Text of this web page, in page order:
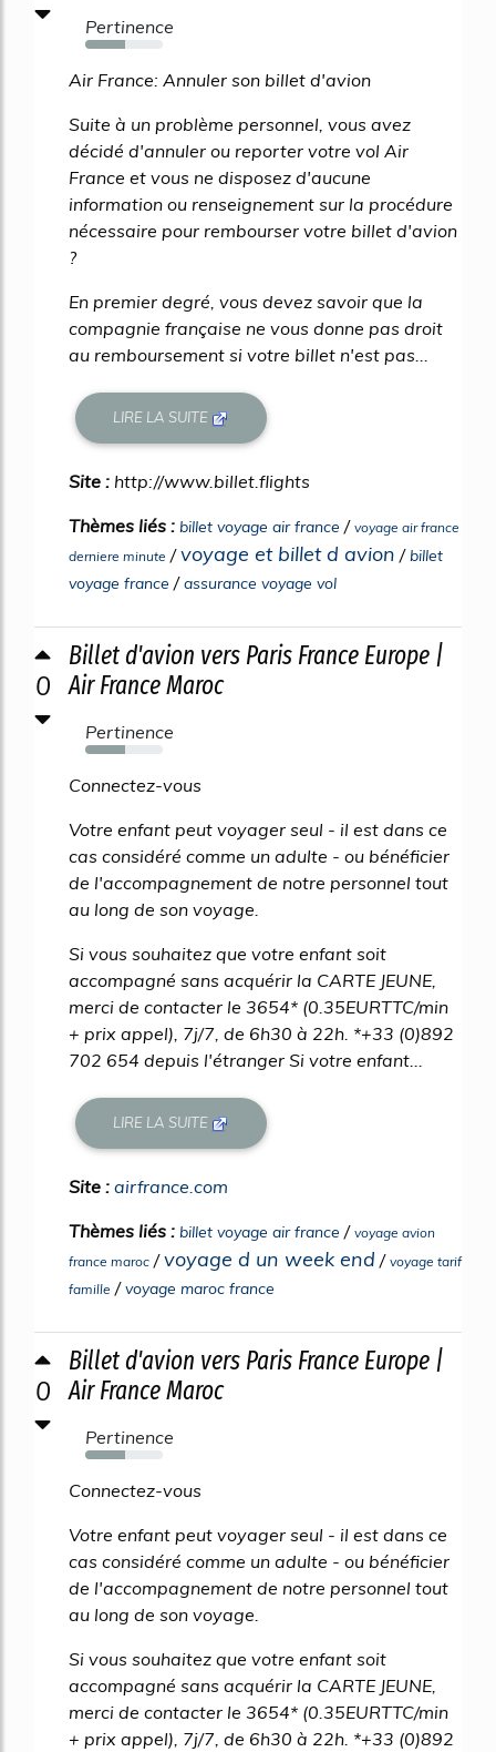
Pertinence
51%
Air France: Annuler son billet d'avion
Suite à un problème personnel, vous avez
décidé d'annuler ou reporter votre vol Air
France et vous ne disposez d'aucune
information ou renseignement sur la procédure
nécessaire pour rembourser votre billet d'avion
?
En premier degré, vous devez savoir que la
compagnie française ne vous donne pas droit
au remboursement si votre billet n'est pas...
LIRE LA SUITE
Site : http://www.billet.flights
Thèmes liés : billet voyage air france / voyage air france
derniere minute /voyage et billet d avion /billet
voyage france /assurance voyage vol
0
Billet d'avion vers Paris France Europe |
Air France Maroc
Pertinence
51%
Connectez-vous
Votre enfant peut voyager seul - il est dans ce
cas considéré comme un adulte - ou bénéficier
de l'accompagnement de notre personnel tout
au long de son voyage.
Si vous souhaitez que votre enfant soit
accompagné sans acquérir la CARTE JEUNE,
merci de contacter le 3654* (0.35EURTTC/min
+ prix appel), 7j/7, de 6h30 à 22h. *+33 (0)892
702 654 depuis l'étranger Si votre enfant...
LIRE LA SUITE
Site : airfrance.com
Thèmes liés : billet voyage air france / voyage avion
france maroc /voyage d un week end / voyage tarif
famille /voyage maroc france
0
Billet d'avion vers Paris France Europe |
Air France Maroc
Pertinence
51%
Connectez-vous
Votre enfant peut voyager seul - il est dans ce
cas considéré comme un adulte - ou bénéficier
de l'accompagnement de notre personnel tout
au long de son voyage.
Si vous souhaitez que votre enfant soit
accompagné sans acquérir la CARTE JEUNE,
merci de contacter le 3654* (0.35EURTTC/min
+ prix appel), 7j/7, de 6h30 à 22h. *+33 (0)892